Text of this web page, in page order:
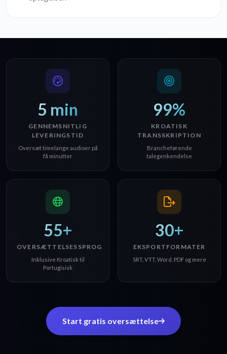
5 min
GENNEMSNITLIG
LEVERINGSTID
Oversæt timelange audioer på
få minutter
99%
KROATISK
TRANSSKRIPTION
Brancheførende
talegenkendelse
55+
OVERSÆTTELSESSPROG
Inklusive Kroatisk til
Portugisisk
30+
EKSPORTFORMATER
SRT, VTT, Word, PDF og mere
Start gratis oversættelse